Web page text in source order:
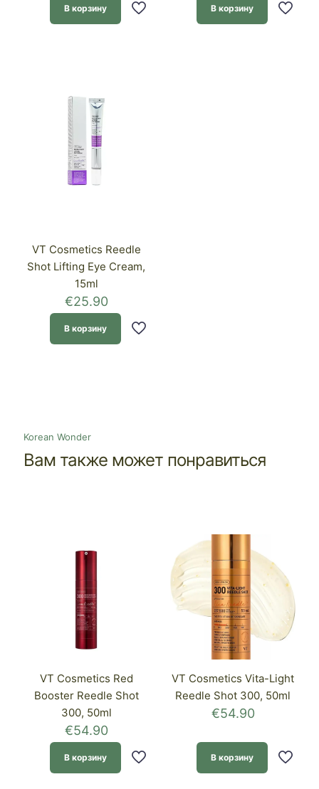
В корзину В корзину
VT Cosmetics Reedle
Shot Lifting Eye Cream,
15ml
€25.90
В корзину
Korean Wonder
Вам также может понравиться
VT Cosmetics Red
Booster Reedle Shot
300, 50ml
€54.90
В корзину
VT Cosmetics Vita-Light
Reedle Shot 300, 50ml
€54.90
В корзину